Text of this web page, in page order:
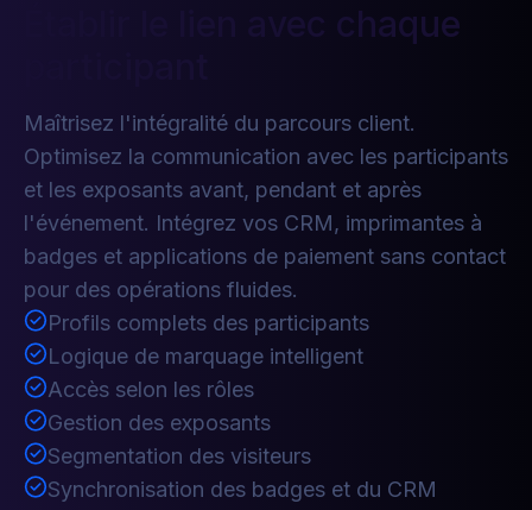
Établir le lien avec chaque
Maîtrisez l'intégralité du parcours client.
Optimisez la communication avec les participants
et les exposants avant, pendant et après
l'événement. Intégrez vos CRM, imprimantes à
badges et applications de paiement sans contact
pour des opérations fluides.
Profils complets des participants
Logique de marquage intelligent
Accès selon les rôles
Gestion des exposants
Segmentation des visiteurs
Synchronisation des badges et du CRM